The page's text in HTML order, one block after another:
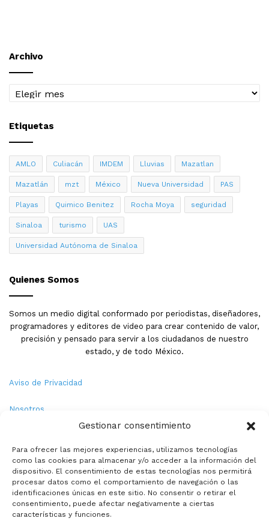
Gestionar consentimiento
Para ofrecer las mejores experiencias, utilizamos tecnologías
como las cookies para almacenar y/o acceder a la información del
dispositivo. El consentimiento de estas tecnologías nos permitirá
procesar datos como el comportamiento de navegación o las
identificaciones únicas en este sitio. No consentir o retirar el
consentimiento, puede afectar negativamente a ciertas
características y funciones.
Archivo
Archivo
Etiquetas
AMLO Culiacán IMDEM Lluvias Mazatlan
Mazatlán mzt México Nueva Universidad PAS
Playas Quimico Benitez Rocha Moya seguridad
Sinaloa turismo UAS
Universidad Autónoma de Sinaloa
Quienes Somos
Somos un medio digital conformado por periodistas, diseñadores,
programadores y editores de video para crear contenido de valor,
precisión y pensado para servir a los ciudadanos de nuestro
estado, y de todo México.
Aviso de Privacidad
Nosotros
Política de Cookies
Contacto